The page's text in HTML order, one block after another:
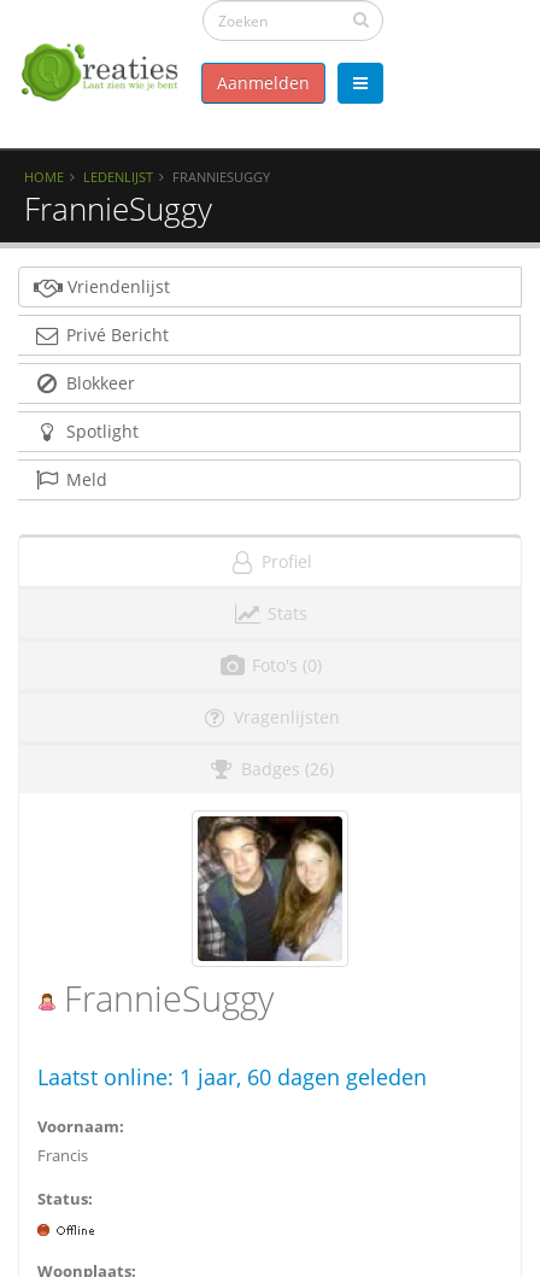
Aanmelden
HOME LEDENLIJST FRANNIESUGGY
FrannieSuggy
Vriendenlijst
Privé Bericht
Blokkeer
Spotlight
Meld
Profiel
Stats
Foto's (0)
Vragenlijsten
Badges (26)
FrannieSuggy
Laatst online: 1 jaar, 60 dagen geleden
Voornaam:
Francis
Status:
Woonplaats: